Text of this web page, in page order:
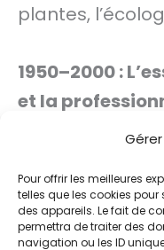
Pour offrir les meilleures
telles que les cookies
des appareils. Le fait de
permettra de traiter des
navigation ou les ID
plantes,
1950–2000 :
et la
l’apogée des
avec la
urbains : Parc